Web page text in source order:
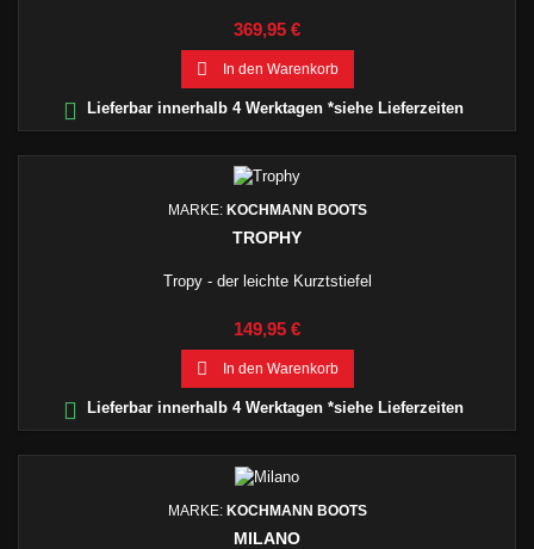
Preis
369,95 €
 In den Warenkorb
 Lieferbar innerhalb 4 Werktagen *siehe Lieferzeiten
MARKE: KOCHMANN BOOTS
TROPHY
Tropy - der leichte Kurztstiefel
Preis
149,95 €
 In den Warenkorb
 Lieferbar innerhalb 4 Werktagen *siehe Lieferzeiten
MARKE: KOCHMANN BOOTS
MILANO